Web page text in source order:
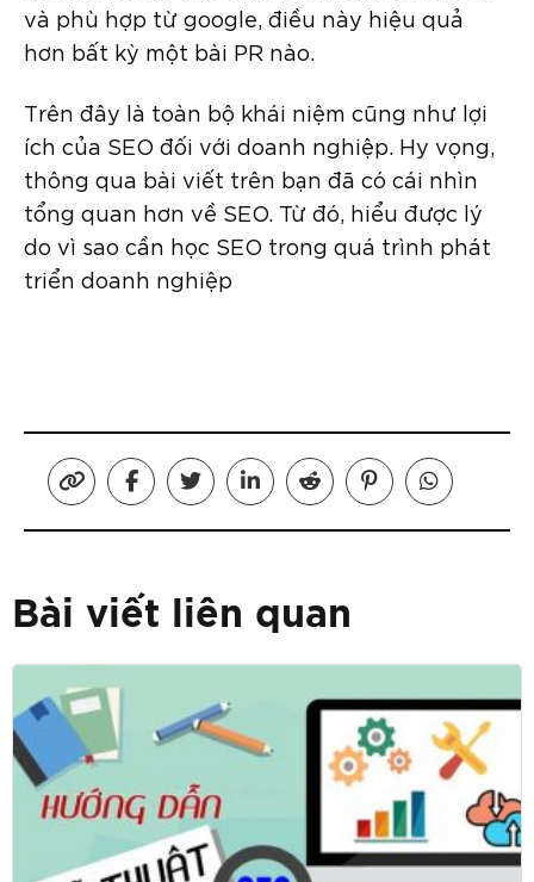
và phù hợp từ google, điều này hiệu quả
hơn bất kỳ một bài PR nào.
Trên đây là toàn bộ khái niệm cũng như lợi
ích của SEO đối với doanh nghiệp. Hy vọng,
thông qua bài viết trên bạn đã có cái nhìn
tổng quan hơn về SEO. Từ đó, hiểu được lý
do vì sao cần học SEO trong quá trình phát
triển doanh nghiệp
Bài viết liên quan